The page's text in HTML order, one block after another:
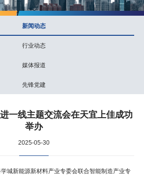
新闻动态
行业动态
媒体报道
先锋党建
一线主题交流会在天宜上佳成功
举办
2025-05-30
城新能源新材料产业专委会联合智能制造产业专